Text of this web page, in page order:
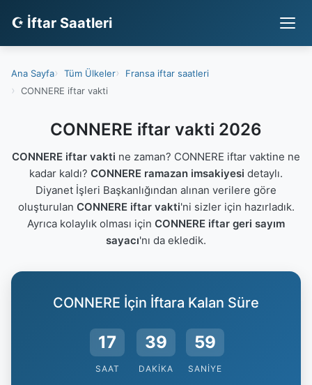
☪ İftar Saatleri
Ana Sayfa Tüm Ülkeler
Fransa iftar saatleri
CONNERE iftar vakti
CONNERE iftar vakti 2026
CONNERE iftar vakti ne zaman? CONNERE iftar vaktine ne
kadar kaldı? CONNERE ramazan imsakiyesi detaylı.
Diyanet İşleri Başkanlığından alınan verilere göre
oluşturulan CONNERE iftar vakti'ni sizler için hazırladık.
Ayrıca kolaylık olması için CONNERE iftar geri sayım
sayacı'nı da ekledik.
CONNERE İçin İftara Kalan Süre
17
SAAT
39
DAKIKA
59
SANIYE